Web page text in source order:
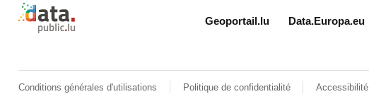
Retour à l'accueil de data.public.lu
Geoportail.lu Data.Europa.eu
Conditions générales d'utilisations Politique de confidentialité Accessibilité